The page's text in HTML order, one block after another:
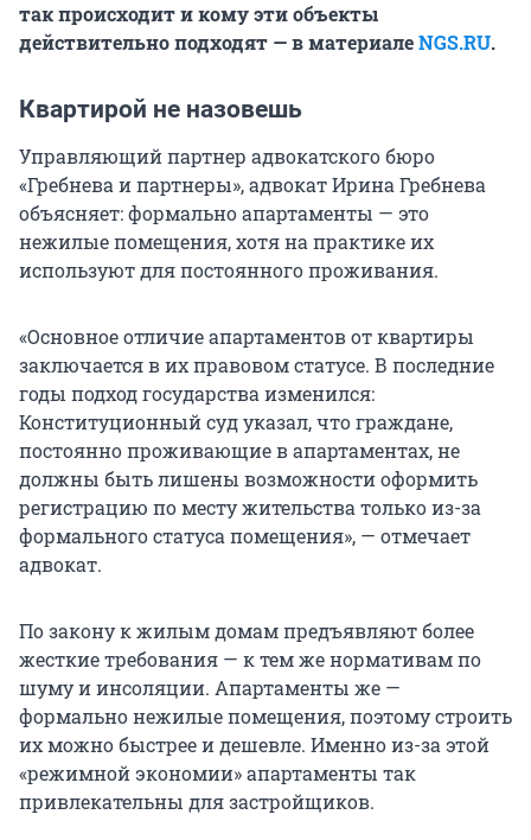
так происходит и кому эти объекты
действительно подходят — в материалеNGS.RU.
Квартирой не назовешь
Управляющий партнер адвокатского бюро
«Гребнева и партнеры», адвокат Ирина Гребнева
объясняет: формально апартаменты — это
нежилые помещения, хотя на практике их
используют для постоянного проживания.
«Основное отличие апартаментов от квартиры
заключается в их правовом статусе. В последние
годы подход государства изменился:
Конституционный суд указал, что граждане,
постоянно проживающие в апартаментах, не
должны быть лишены возможности оформить
регистрацию по месту жительства только из-за
формального статуса помещения», — отмечает
адвокат.
По закону к жилым домам предъявляют более
жесткие требования — к тем же нормативам по
шуму и инсоляции. Апартаменты же —
формально нежилые помещения, поэтому строить
их можно быстрее и дешевле. Именно из-за этой
«режимной экономии» апартаменты так
привлекательны для застройщиков.